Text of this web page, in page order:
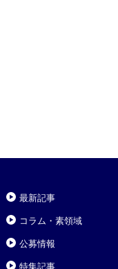
最新記事
コラム・素領域
公募情報
特集記事